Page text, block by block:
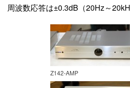
周波数応答は±0.3dB（20Hz～
Z142-AMP